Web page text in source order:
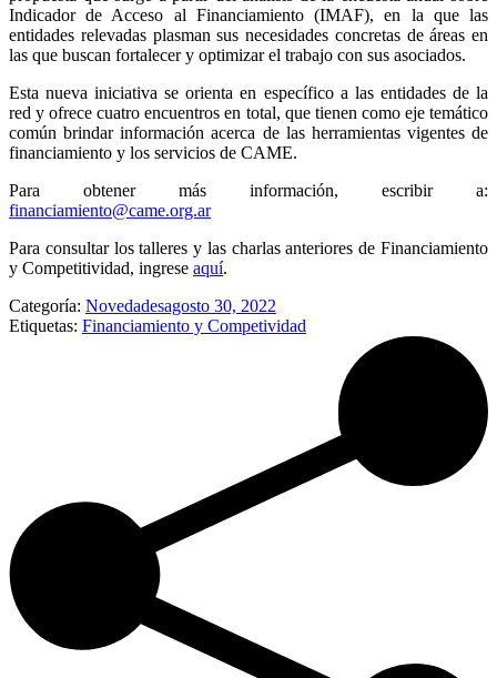
Indicador de Acceso al Financiamiento (IMAF), en la que las
entidades relevadas plasman sus necesidades concretas de áreas en
las que buscan fortalecer y optimizar el trabajo con sus asociados.
Esta nueva iniciativa se orienta en específico a las entidades de la
red y ofrece cuatro encuentros en total, que tienen como eje temático
común brindar información acerca de las herramientas vigentes de
financiamiento y los servicios de CAME.
Para obtener más información, escribir a:
financiamiento@came.org.ar
Para consultar los talleres y las charlas anteriores de Financiamiento
y Competitividad, ingrese aquí.
Categoría: Novedadesagosto 30, 2022
Etiquetas: Financiamiento y Competividad